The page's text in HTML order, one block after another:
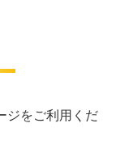
ジをご利用くだ